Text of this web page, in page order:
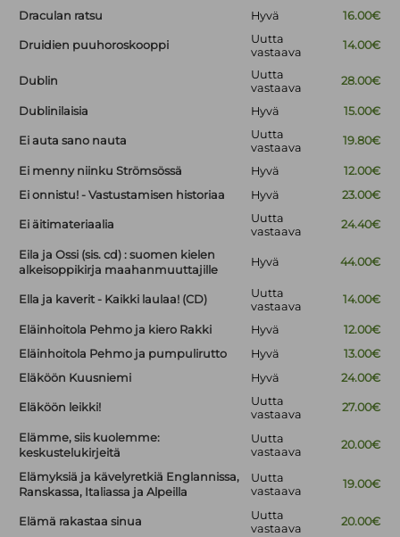
Draculan ratsu Hyvä 16.00€
Druidien puuhoroskooppi
Uutta
vastaava
14.00€
Dublin
Uutta
vastaava
28.00€
Dublinilaisia Hyvä 15.00€
Ei auta sano nauta
Uutta
vastaava
19.80€
Ei menny niinku Strömsössä Hyvä
12.00€
Ei onnistu! - Vastustamisen historiaa
Hyvä 23.00€
Ei äitimateriaalia
Uutta
vastaava
24.40€
Eila ja Ossi (sis. cd) : suomen kielen
alkeisoppikirja maahanmuuttajille
Hyvä 44.00€
Ella ja kaverit - Kaikki laulaa! (CD)
Uutta
vastaava
14.00€
Eläinhoitola Pehmo ja kiero Rakki Hyvä
12.00€
Eläinhoitola Pehmo ja pumpulirutto
Hyvä
13.00€
Eläköön Kuusniemi
Hyvä 24.00€
Eläköön leikki!
Uutta
vastaava
27.00€
Elämme, siis kuolemme:
keskustelukirjeitä
Uutta
vastaava
20.00€
Elämyksiä ja kävelyretkiä Englannissa,
Ranskassa, Italiassa ja Alpeilla
Uutta
vastaava
19.00€
Elämä rakastaa sinua
Uutta
vastaava
20.00€